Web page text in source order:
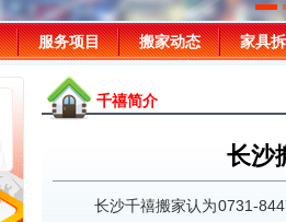
服务项目 搬家动态 家具
千禧简介
长沙
长沙千禧搬家认为0731-